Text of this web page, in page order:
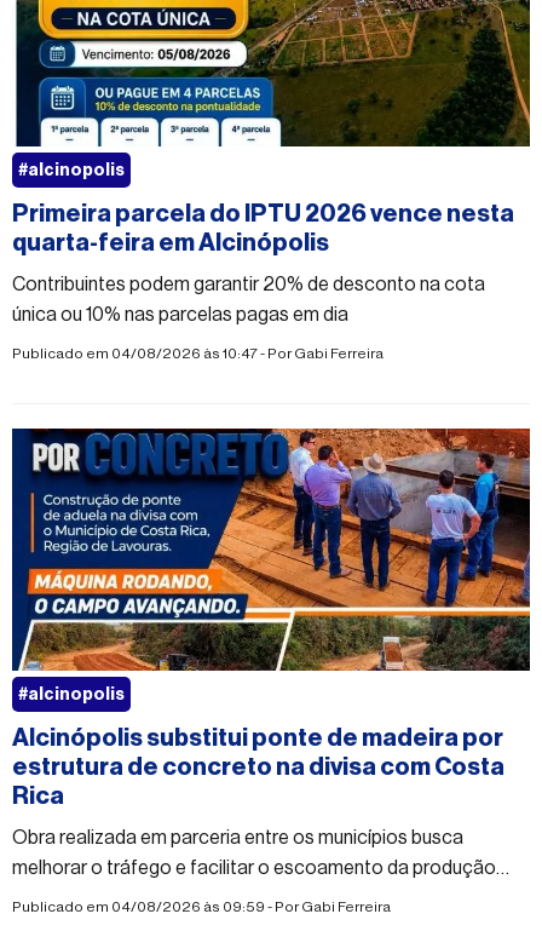
Primeira parcela do IPTU 2026 vence nesta
quarta-feira em Alcinópolis
Contribuintes podem garantir 20% de desconto na cota
única ou 10% nas parcelas pagas em dia
Publicado em 04/08/2026 às 10:47 - PorGabi Ferreira
#alcinopolis
Alcinópolis substitui ponte de madeira por
estrutura de concreto na divisa com Costa
Rica
Obra realizada em parceria entre os municípios busca
melhorar o tráfego e facilitar o escoamento da produção
rural
Publicado em 04/08/2026 às 09:59 - PorGabi Ferreira
#alcinopolis